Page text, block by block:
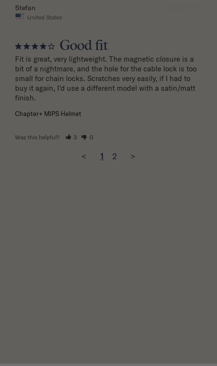
Stefan
United States
Good fit
Fit is great, very lightweight. The magnetic closure is a
bit of a nightmare, and the hole for the cable lock is too
small for chain locks. Scratches very easily, if I had to
buy it again, I’d use a different model with a satin/matt
finish.
Chapter+ MIPS Helmet
Was this helpful? 3 0
< 1 2 >